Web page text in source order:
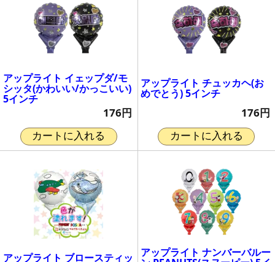
アップライト イェップダ/モ
シッタ(かわいい/かっこいい)
5インチ
176円
カートに入れる
アップライト チュッカヘ(お
めでとう) 5インチ
176円
カートに入れる
アップライト ブロースティッ アップライト ナンバーバルー